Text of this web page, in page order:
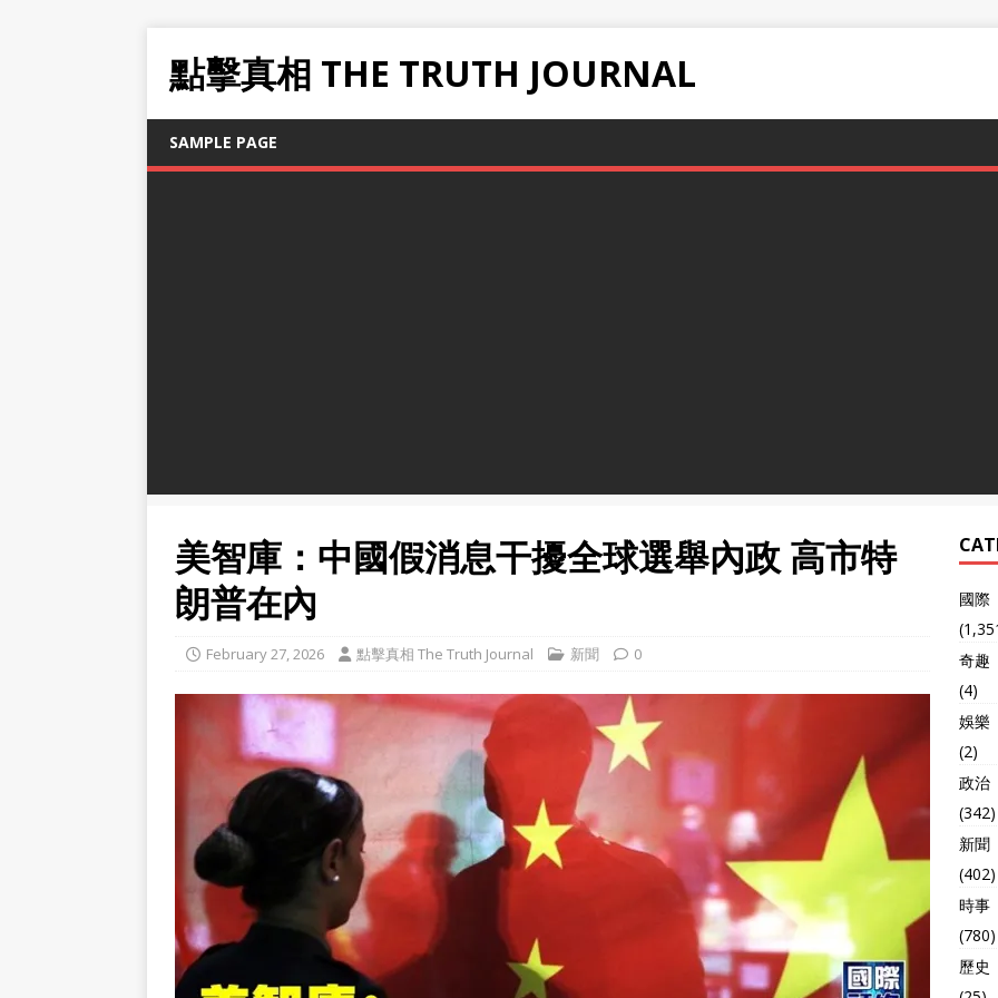
點擊真相 THE TRUTH JOURNAL
SAMPLE PAGE
美智庫：中國假消息干擾全球選舉內政 高市特
朗普在內
February 27, 2026 點擊真相 The Truth Journal 新聞 0
國際
奇趣
(4)
娛樂
(2)
政治
(342)
新聞
(402)
時事
(780)
歷史